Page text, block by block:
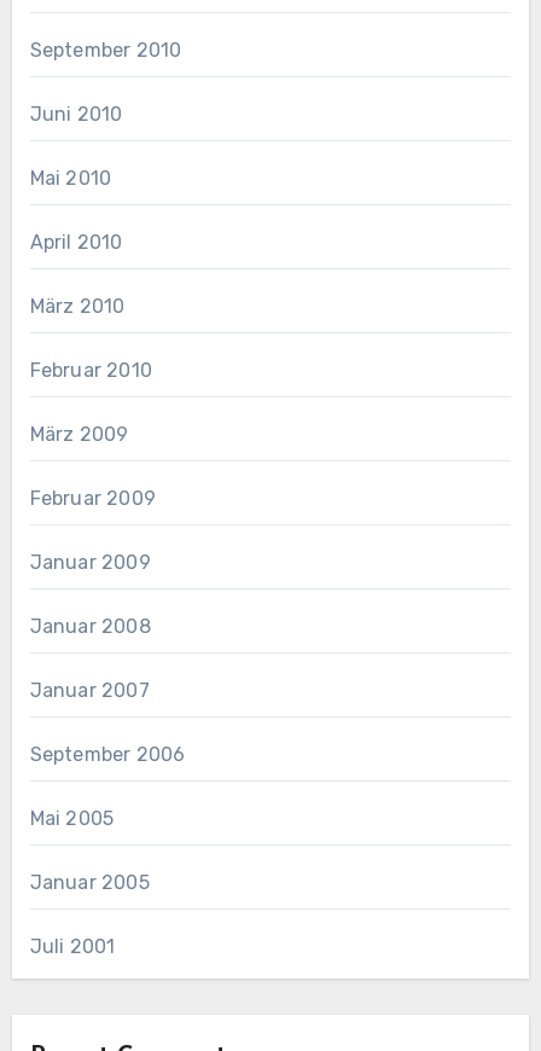
September 2010
Juni 2010
Mai 2010
April 2010
März 2010
Februar 2010
März 2009
Februar 2009
Januar 2009
Januar 2008
Januar 2007
September 2006
Mai 2005
Januar 2005
Juli 2001